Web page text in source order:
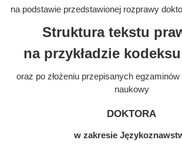
na podstawie przedstawionej rozprawy
Struktura tekstu
na przykładzie
oraz po złożeniu przepisanych egzaminów
naukowy
doktora
w zakresie